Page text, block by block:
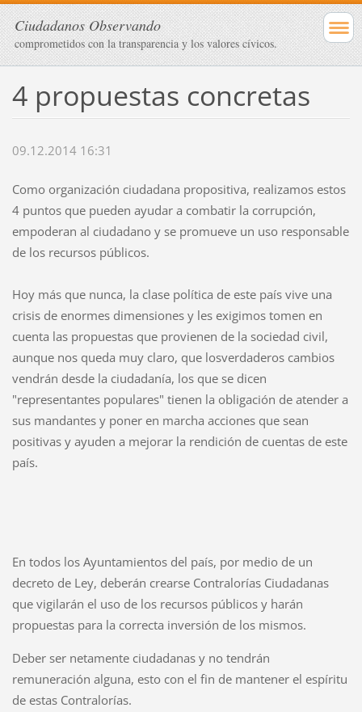
Ciudadanos Observando
comprometidos con la transparencia y los valores cívicos.
4 propuestas concretas
09.12.2014 16:31
Como organización ciudadana propositiva, realizamos estos
4 puntos que pueden ayudar a combatir la corrupción,
empoderan al ciudadano y se promueve un uso responsable
de los recursos públicos.
Hoy más que nunca, la clase política de este país vive una
crisis de enormes dimensiones y les exigimos tomen en
cuenta las propuestas que provienen de la sociedad civil,
aunque nos queda muy claro, que losverdaderos cambios
vendrán desde la ciudadanía, los que se dicen
"representantes populares" tienen la obligación de atender a
sus mandantes y poner en marcha acciones que sean
positivas y ayuden a mejorar la rendición de cuentas de este
país.
En todos los Ayuntamientos del país, por medio de un
decreto de Ley, deberán crearse Contralorías Ciudadanas
que vigilarán el uso de los recursos públicos y harán
propuestas para la correcta inversión de los mismos.
Deber ser netamente ciudadanas y no tendrán
remuneración alguna, esto con el fin de mantener el espíritu
de estas Contralorías.